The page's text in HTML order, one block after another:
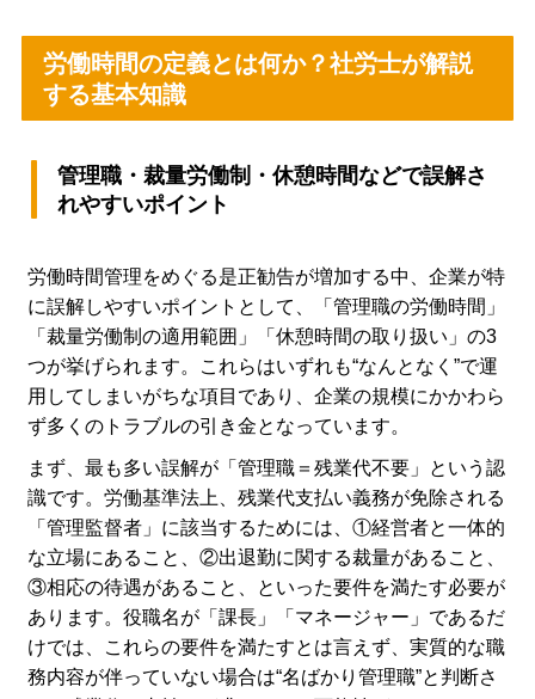
労働時間の定義とは何か？社労士が解説
する基本知識
管理職・裁量労働制・休憩時間などで誤解さ
れやすいポイント
労働時間管理をめぐる是正勧告が増加する中、企業が特
に誤解しやすいポイントとして、「管理職の労働時間」
「裁量労働制の適用範囲」「休憩時間の取り扱い」の3
つが挙げられます。これらはいずれも“なんとなく”で運
用してしまいがちな項目であり、企業の規模にかかわら
ず多くのトラブルの引き金となっています。
まず、最も多い誤解が「管理職＝残業代不要」という認
識です。労働基準法上、残業代支払い義務が免除される
「管理監督者」に該当するためには、①経営者と一体的
な立場にあること、②出退勤に関する裁量があること、
③相応の待遇があること、といった要件を満たす必要が
あります。役職名が「課長」「マネージャー」であるだ
けでは、これらの要件を満たすとは言えず、実質的な職
務内容が伴っていない場合は“名ばかり管理職”と判断さ